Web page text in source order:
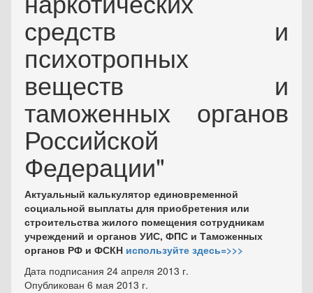
средств и
психотропных
веществ и
таможенных органов
Российской
Федерации"
Актуальный калькулятор единовременной
социальной выплаты для приобретения или
строительства жилого помещения сотрудникам
учреждений и органов УИС, ФПС и Таможенных
органов РФ и ФСКН используйте здесь=>>>
Дата подписания 24 апреля 2013 г.
Опубликован 6 мая 2013 г.